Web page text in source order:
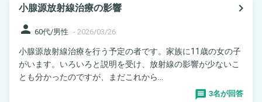
小腺源放射線治療の影響
navigate_next
person 60代/男性 - 2026/03/26
小腺源放射線治療を行う予定の者です。家族に11歳の女の子
がいます。いろいろと説明を受け、放射線の影響が少ないこ
とも分かったのですが、まだこれから...
3名が回答